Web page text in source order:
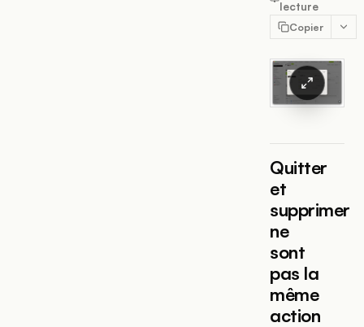
lecture
Copier
Quitter
et
supprimer
ne
sont
pas la
même
action